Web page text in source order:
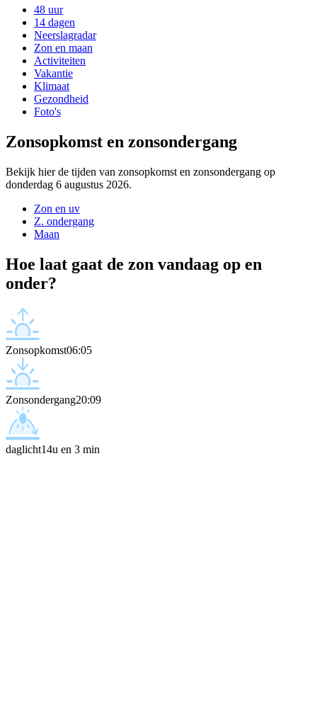
48 uur
14 dagen
Neerslagradar
Zon en maan
Activiteiten
Vakantie
Klimaat
Gezondheid
Foto's
Zonsopkomst en zonsondergang
Bekijk hier de tijden van zonsopkomst en zonsondergang op
donderdag 6 augustus 2026.
Zon en uv
Z. ondergang
Maan
Hoe laat gaat de zon vandaag op en
onder?
Zonsopkomst06:05
Zonsondergang20:09
daglicht14u en 3 min